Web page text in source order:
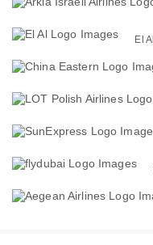
El Al